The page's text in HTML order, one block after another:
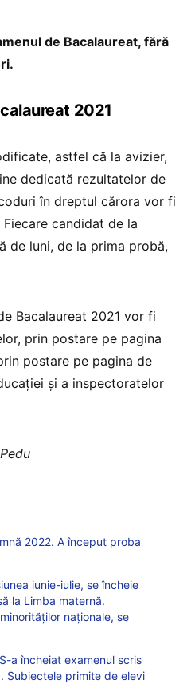
de Bacalaureat, fără
2021
astfel că la avizier,
dedicată rezultatelor de
în dreptul cărora vor fi
candidat de la
de luni, de la prima probă,
Bacalaureat 2021 vor fi
prin postare pe pagina
postare pe pagina de
și a inspectoratelor
2022. A început proba
iunie-iulie, se încheie
la Limba maternă.
naționale, se
a încheiat examenul scris
Subiectele primite de elevi